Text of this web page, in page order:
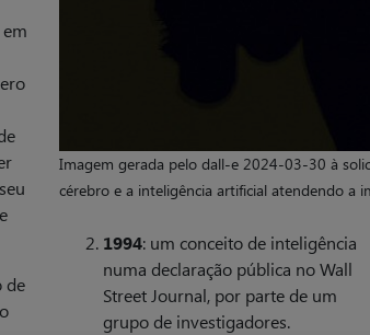
de
Imagem gerada pelo dall-e 2024-03-30 à
cérebro e a inteligência artificial atendendo a
1994: um conceito de inteligência
numa declaração pública no Wall
Street Journal, por parte de um
grupo de investigadores.